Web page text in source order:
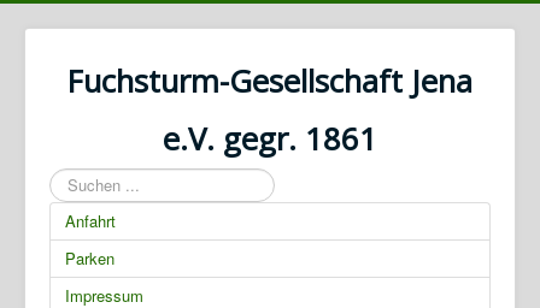
Fuchsturm-Gesellschaft Jena
e.V. gegr. 1861
Suchen
...
Anfahrt
Parken
Impressum